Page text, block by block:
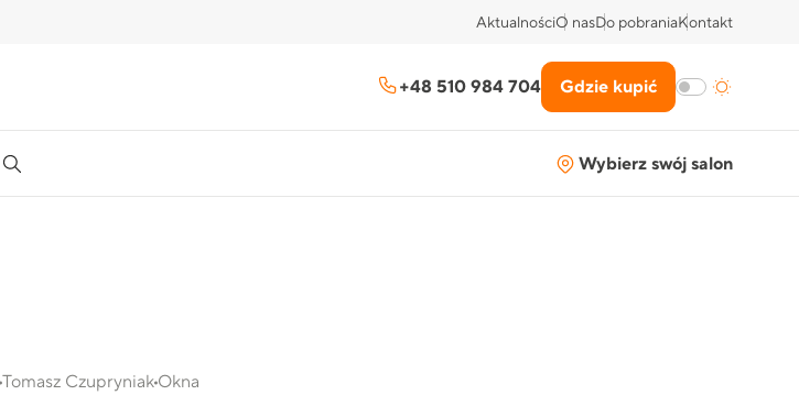
AktualnościO nasDo pobraniaKontakt
+48 510 984 704 Gdzie kupić
Wybierz swój salon
Tomasz CzupryniakOkna